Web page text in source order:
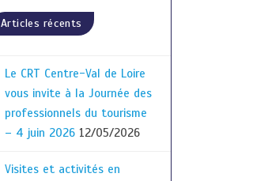
Articles récents
Le CRT Centre-Val de Loire
vous invite à la Journée des
professionnels du tourisme
– 4 juin 2026 12/05/2026
Visites et activités en